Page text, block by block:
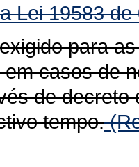
Lei 19583 de
para
casos de
de
tempo.